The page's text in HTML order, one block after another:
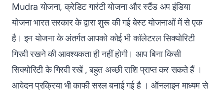
Mudra योजना, क्रेडिट गारंटी योजना औरस्टैंड अप इंडिया
योजनाभारत सरकार के द्वारा शुरू की गई बेस्ट योजनाओं में से एक
है। इन योजना के अंतर्गत आपको कोई भी कॉलेटरल सिक्योरिटी
गिरवी रखने की आवश्यकता ही नहीं होगी। आप बिना किसी
सिक्योरिटी के गिरवी रखें , बहुत अच्छी राशि प्राप्त कर सकते हैं ।
आवेदन प्रक्रिया भी काफी सरल बनाई गई है । ऑनलाइन माध्यम से